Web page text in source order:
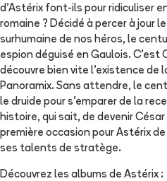
d’Astérix font-ils pour ridiculiser
romaine ? Décidé à percer à jour
surhumaine de nos héros, le
espion déguisé en Gaulois. C’est
découvre bien vite l’existence de
Panoramix. Sans attendre, le
le druide pour s’emparer de la
histoire, qui sait, de devenir
première occasion pour Astérix
ses talents de stratège.
Découvrez les albums de Astérix :